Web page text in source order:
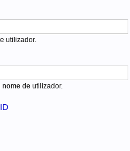
utilizador.
de utilizador.